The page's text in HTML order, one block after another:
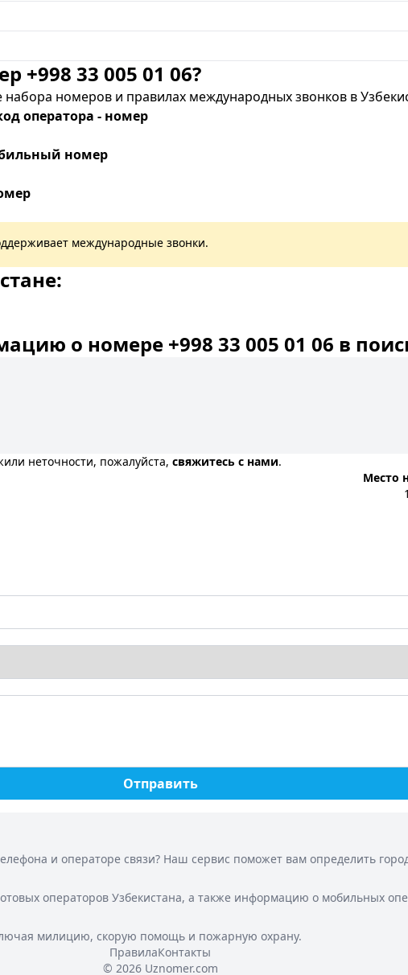
+998 33 005 01 06?
номеров и правилах международных звонков в
оператора - номер
номер
международные звонки.
о номере +998 33 005 01 06 в
неточности, пожалуйста, свяжитесь с нами.
Место
1
Отправить
и операторе связи? Наш сервис поможет вам определить
операторов Узбекистана, а также информацию о мобильных
милицию, скорую помощь и пожарную охрану.
ПравилаКонтакты
© 2026 Uznomer.com